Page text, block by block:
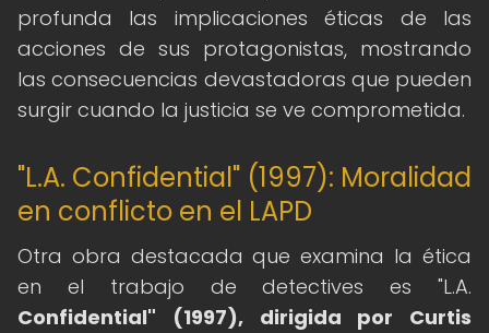
profunda las implicaciones éticas de las
acciones de sus protagonistas, mostrando
las consecuencias devastadoras que pueden
surgir cuando la justicia se ve comprometida.
"L.A. Confidential" (1997): Moralidad
en conflicto en el LAPD
Otra obra destacada que examina la ética
en el trabajo de detectives es "L.A.
Confidential" (1997), dirigida por Curtis